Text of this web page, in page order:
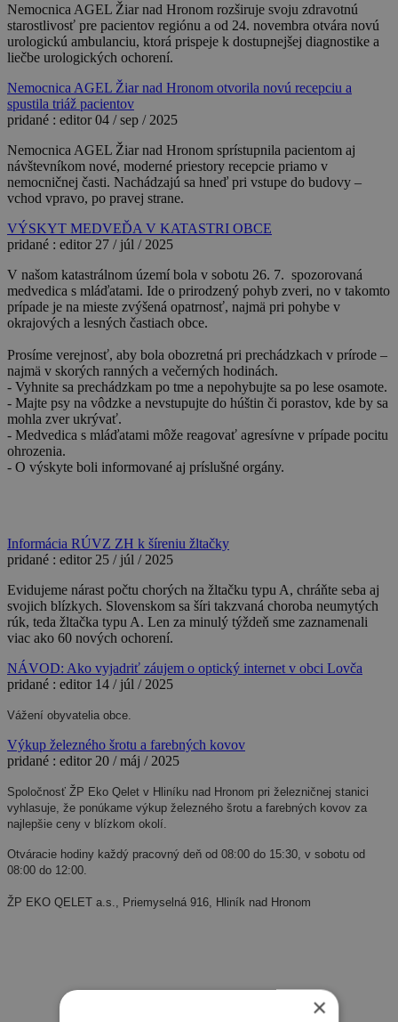
Nemocnica AGEL Žiar nad Hronom rozširuje svoju zdravotnú
starostlivosť pre pacientov regiónu a od 24. novembra otvára novú
urologickú ambulanciu, ktorá prispeje k dostupnejšej diagnostike a
liečbe urologických ochorení.
Nemocnica AGEL Žiar nad Hronom otvorila novú recepciu a
spustila triáž pacientov
pridané : editor 04 / sep / 2025
Nemocnica AGEL Žiar nad Hronom sprístupnila pacientom aj
návštevníkom nové, moderné priestory recepcie priamo v
nemocničnej časti. Nachádzajú sa hneď pri vstupe do budovy –
vchod vpravo, po pravej strane.
VÝSKYT MEDVEĎA V KATASTRI OBCE
pridané : editor 27 / júl / 2025
V našom katastrálnom území bola v sobotu 26. 7. spozorovaná
medvedica s mláďatami. Ide o prirodzený pohyb zveri, no v takomto
prípade je na mieste zvýšená opatrnosť, najmä pri pohybe v
okrajových a lesných častiach obce.
Prosíme verejnosť, aby bola obozretná pri prechádzkach v prírode –
najmä v skorých ranných a večerných hodinách.
- Vyhnite sa prechádzkam po tme a nepohybujte sa po lese osamote.
- Majte psy na vôdzke a nevstupujte do húštin či porastov, kde by sa
mohla zver ukrývať.
- Medvedica s mláďatami môže reagovať agresívne v prípade pocitu
ohrozenia.
- O výskyte boli informované aj príslušné orgány.
Informácia RÚVZ ZH k šíreniu žltačky
pridané : editor 25 / júl / 2025
Evidujeme nárast počtu chorých na žltačku typu A, chráňte seba aj
svojich blízkych. Slovenskom sa šíri takzvaná choroba neumytých
rúk, teda žltačka typu A. Len za minulý týždeň sme zaznamenali
viac ako 60 nových ochorení.
NÁVOD: Ako vyjadriť záujem o optický internet v obci Lovča
pridané : editor 14 / júl / 2025
Vážení obyvatelia obce.
Výkup železného šrotu a farebných kovov
pridané : editor 20 / máj / 2025
Spoločnosť ŽP Eko Qelet v Hliníku nad Hronom pri železničnej stanici
vyhlasuje, že ponúkame výkup železného šrotu a farebných kovov za
najlepšie ceny v blízkom okolí.
Otváracie hodiny každý pracovný deň od 08:00 do 15:30, v sobotu od
08:00 do 12:00.
ŽP EKO QELET a.s., Priemyselná 916, Hliník nad Hronom
×